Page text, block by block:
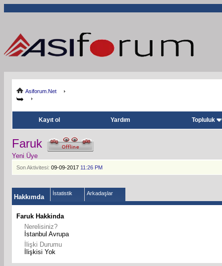
Asiforum.Net
Kayıt ol Yardım Topluluk
Faruk
Yeni Üye
Son Aktivitesi: 09-09-2017 11:26 PM
Hakkımda İstatistik Arkadaşlar
Faruk Hakkinda
Nerelisiniz?
İstanbul Avrupa
İlişki Durumu
İlişkisi Yok